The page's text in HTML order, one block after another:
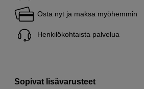
Osta nyt ja maksa myöhemmin
Henkilökohtaista palvelua
Sopivat lisävarusteet